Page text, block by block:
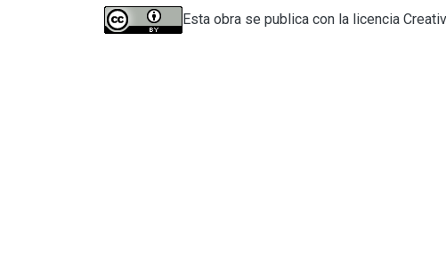
Esta obra se publica con la licencia